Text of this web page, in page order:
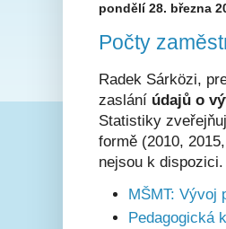
pondělí 28. března
Počty
Radek Sárközi,
zaslání údajů o
Statistiky
formě (2010,
nejsou k
MŠMT: Vývoj
Pedagogická